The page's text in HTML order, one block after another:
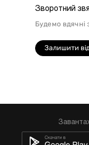
Зворотний
Будемо вдячні
Залишити